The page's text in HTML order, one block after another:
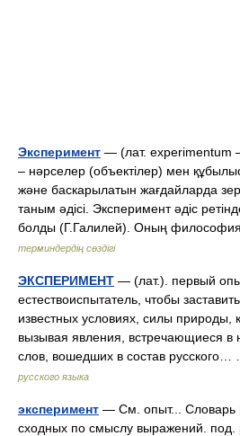
Эксперимент — (лат. еxperimentum
– нәрселер (объектілер) мен
және баскарылатын жағдайларда
таным әдісі. Эксперимент әдіс
болды (Г.Галилей). Оның
терминдердің сөздігі
ЭКСПЕРИМЕНТ — (лат.). первый
естествоиспытатель, чтобы
известных условиях, силы природы,
вызывая явления, встречающиеся в
слов, вошедших в состав
русского языка
эксперимент — См. опыт... Словарь
сходных по смыслу выражений.